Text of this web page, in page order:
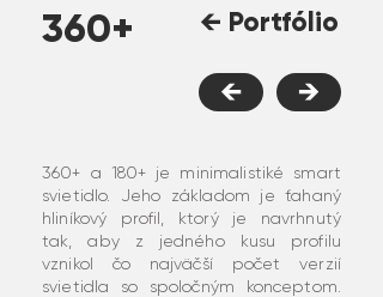
360+ ← Portfólio
← →
360+ a 180+ je minimalistiké smart
svietidlo. Jeho základom je ťahaný
hliníkový profil, ktorý je navrhnutý
tak, aby z jedného kusu profilu
vznikol čo najväčší počet verzií
svietidla so spoločným konceptom.